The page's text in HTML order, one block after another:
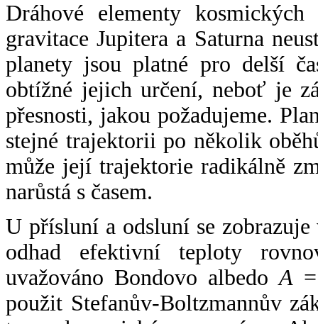
Dráhové elementy
gravitace Jupitera a Saturna
planety jsou platné pro delší
obtížné jejich určení, neboť je
přesnosti, jakou požadujeme.
stejné trajektorii po několik
může její trajektorie radikálně
narůstá s časem.
U přísluní a odsluní se
odhad efektivní teploty
uvažováno Bondovo albedoA
použit Stefanův-Boltzmannův